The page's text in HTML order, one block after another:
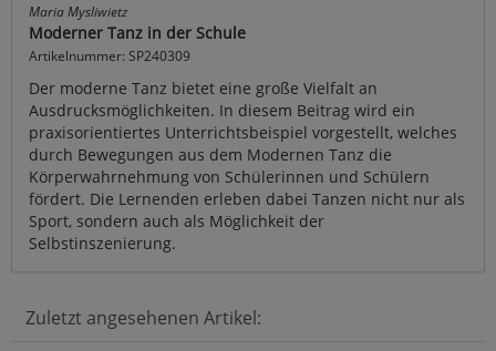
Maria Mysliwietz
Moderner Tanz in der Schule
Artikelnummer: SP240309
Der moderne Tanz bietet eine große Vielfalt an
Ausdrucksmöglichkeiten. In diesem Beitrag wird ein
praxisorientiertes Unterrichtsbeispiel vorgestellt, welches
durch Bewegungen aus dem Modernen Tanz die
Körperwahrnehmung von Schülerinnen und Schülern
fördert. Die Lernenden erleben dabei Tanzen nicht nur als
Sport, sondern auch als Möglichkeit der
Selbstinszenierung.
Zuletzt angesehenen Artikel: